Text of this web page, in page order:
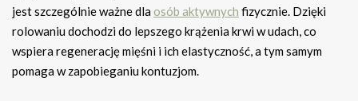
jest szczególnie ważne dla osób aktywnych fizycznie. Dzięki
rolowaniu dochodzi do lepszego krążenia krwi w udach, co
wspiera regenerację mięśni i ich elastyczność, a tym samym
pomaga w zapobieganiu kontuzjom.